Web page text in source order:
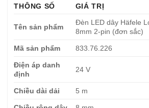
THÔNG SỐ GIÁ TRỊ
Tên sản phẩm
Đèn LED dây Häfele
8mm 2-pin (đơn sắc)
Mã sản phẩm 833.76.226
Điện áp danh
định
24 V
Chiều dài dải 5 m